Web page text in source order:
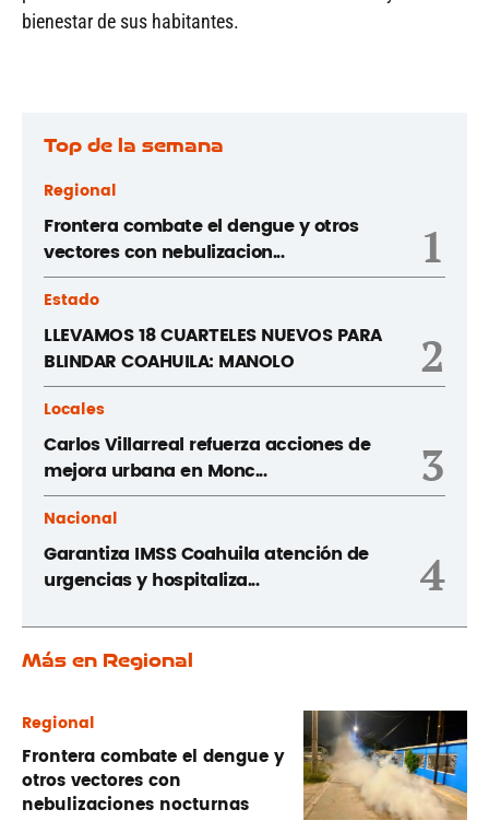
bienestar de sus habitantes.
Top de la semana
Regional
Frontera combate el dengue y otros
vectores con nebulizacion...
1
Estado
LLEVAMOS 18 CUARTELES NUEVOS PARA
BLINDAR COAHUILA: MANOLO
2
Locales
Carlos Villarreal refuerza acciones de
mejora urbana en Monc...
3
Nacional
Garantiza IMSS Coahuila atención de
urgencias y hospitaliza...
4
Más en Regional
Regional
Frontera combate el dengue y
otros vectores con
nebulizaciones nocturnas